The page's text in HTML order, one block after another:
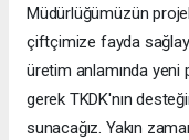
Müdürlüğümüzün
çiftçimize fayda
üretim anlamında yeni
gerek TKDK'nın
sunacağız. Yakın